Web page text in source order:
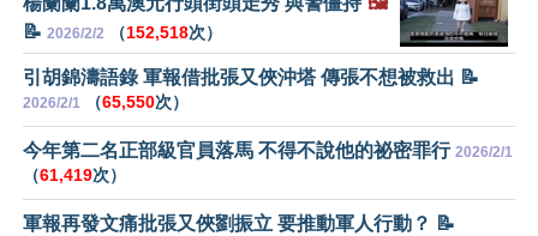
📝 2026/2/2 （152,518次）
引胡錦濤語錄 軍報借批張又俠沖塔 傳張不想被救出 📝
2026/2/1 （65,550次）
今年第二名正部級官員落馬 不得不說他的祕密罪行 2026/2/1
（61,419次）
軍報再發文痛批張又俠劉振立 要推動軍人行動？ 📝